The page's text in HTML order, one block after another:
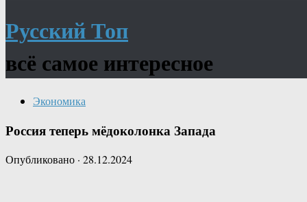
Русский Топ
всё самое интересное
Экономика
Россия теперь мёдоколонка Запада
Опубликовано · 28.12.2024